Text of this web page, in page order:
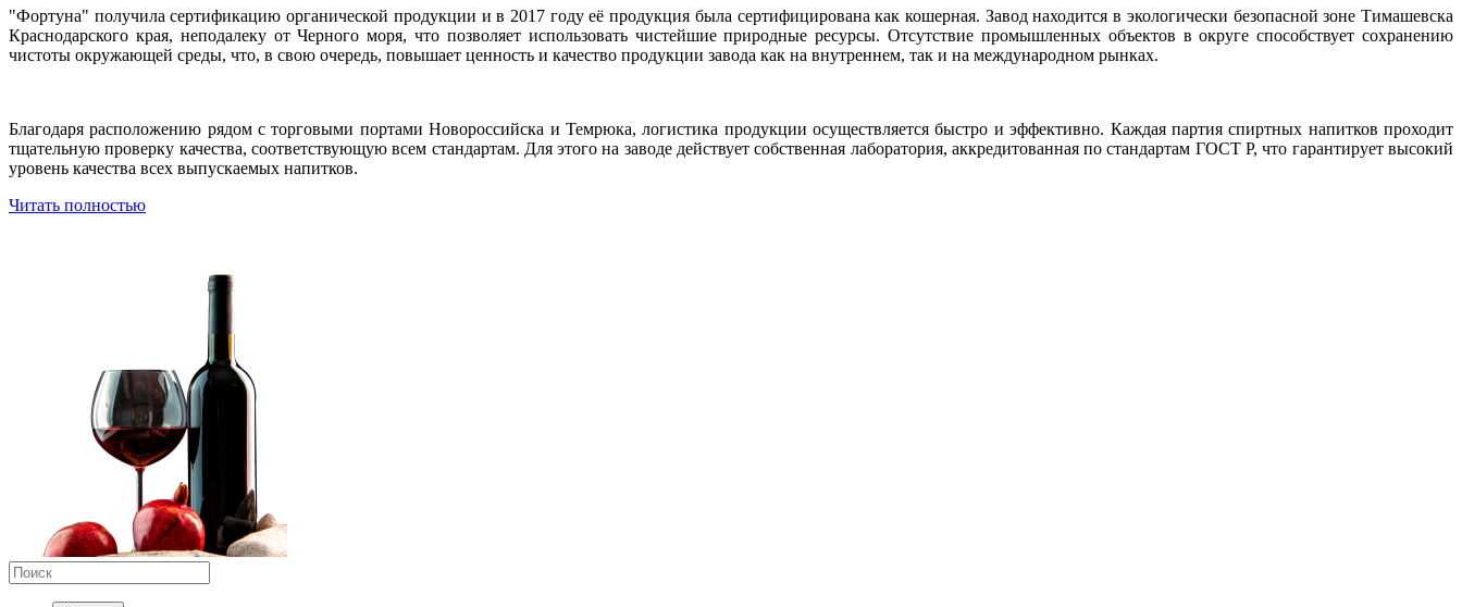
"Фортуна" получила сертификацию органической продукции и в 2017 году её продукция была сертифицирована как кошерная. Завод находится в экологически безопасной зоне Тимашевска
Краснодарского края, неподалеку от Черного моря, что позволяет использовать чистейшие природные ресурсы. Отсутствие промышленных объектов в округе способствует сохранению
чистоты окружающей среды, что, в свою очередь, повышает ценность и качество продукции завода как на внутреннем, так и на международном рынках.
Благодаря расположению рядом с торговыми портами Новороссийска и Темрюка, логистика продукции осуществляется быстро и эффективно. Каждая партия спиртных напитков проходит
тщательную проверку качества, соответствующую всем стандартам. Для этого на заводе действует собственная лаборатория, аккредитованная по стандартам ГОСТ Р, что гарантирует высокий
уровень качества всех выпускаемых напитков.
Читать полностью